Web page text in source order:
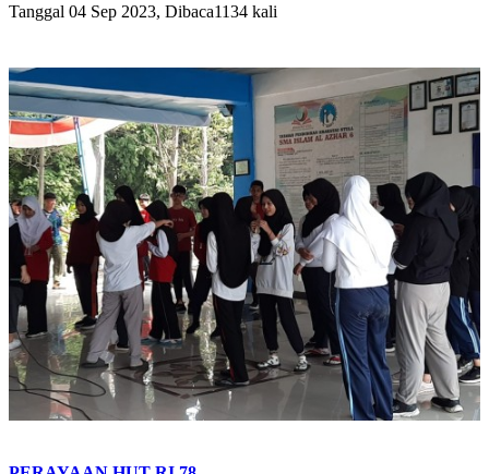
Tanggal 04 Sep 2023, Dibaca1134 kali